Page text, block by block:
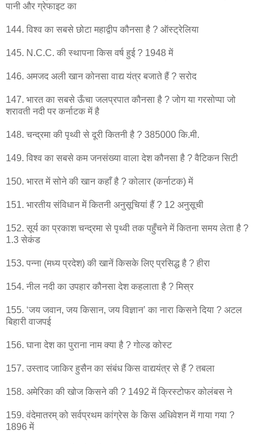
पानी और ग्रेफाइट का
144. विश्व का सबसे छोटा महाद्वीप कौनसा है ? ऑस्ट्रेलिया
145. N.C.C. की स्थापना किस वर्ष हुई ? 1948 में
146. अमजद अली खान कोनसा वाद्य यंत्र बजाते हैं ? सरोद
147. भारत का सबसे ऊँचा जलप्रपात कौनसा है ? जोग या गरसोप्पा जो
शरावती नदी पर कर्नाटक में है
148. चन्द्रमा की पृथ्वी से दूरी कितनी है ? 385000 कि.मी.
149. विश्व का सबसे कम जनसंख्या वाला देश कौनसा है ? वैटिकन सिटी
150. भारत में सोने की खान कहाँ है ? कोलार (कर्नाटक) में
151. भारतीय संविधान में कितनी अनुसूचियां हैं ? 12 अनुसूची
152. सूर्य का प्रकाश चन्द्रमा से पृथ्वी तक पहुँचने में कितना समय लेता है ?
1.3 सेकंड
153. पन्ना (मध्य प्रदेश) की खानें किसके लिए प्रसिद्ध है ? हीरा
154. नील नदी का उपहार कौनसा देश कहलाता है ? मिस्र
155. ‘जय जवान, जय किसान, जय विज्ञान’ का नारा किसने दिया ? अटल
बिहारी वाजपई
156. घाना देश का पुराना नाम क्या है ? गोल्ड कोस्ट
157. उस्ताद जाकिर हुसैन का संबंध किस वाद्ययंत्र से हैं ? तबला
158. अमेरिका की खोज किसने की ? 1492 में क्रिस्टोफर कोलंबस ने
159. वंदेमातरम् को सर्वप्रथम कांग्रेस के किस अधिवेशन में गाया गया ?
1896 में